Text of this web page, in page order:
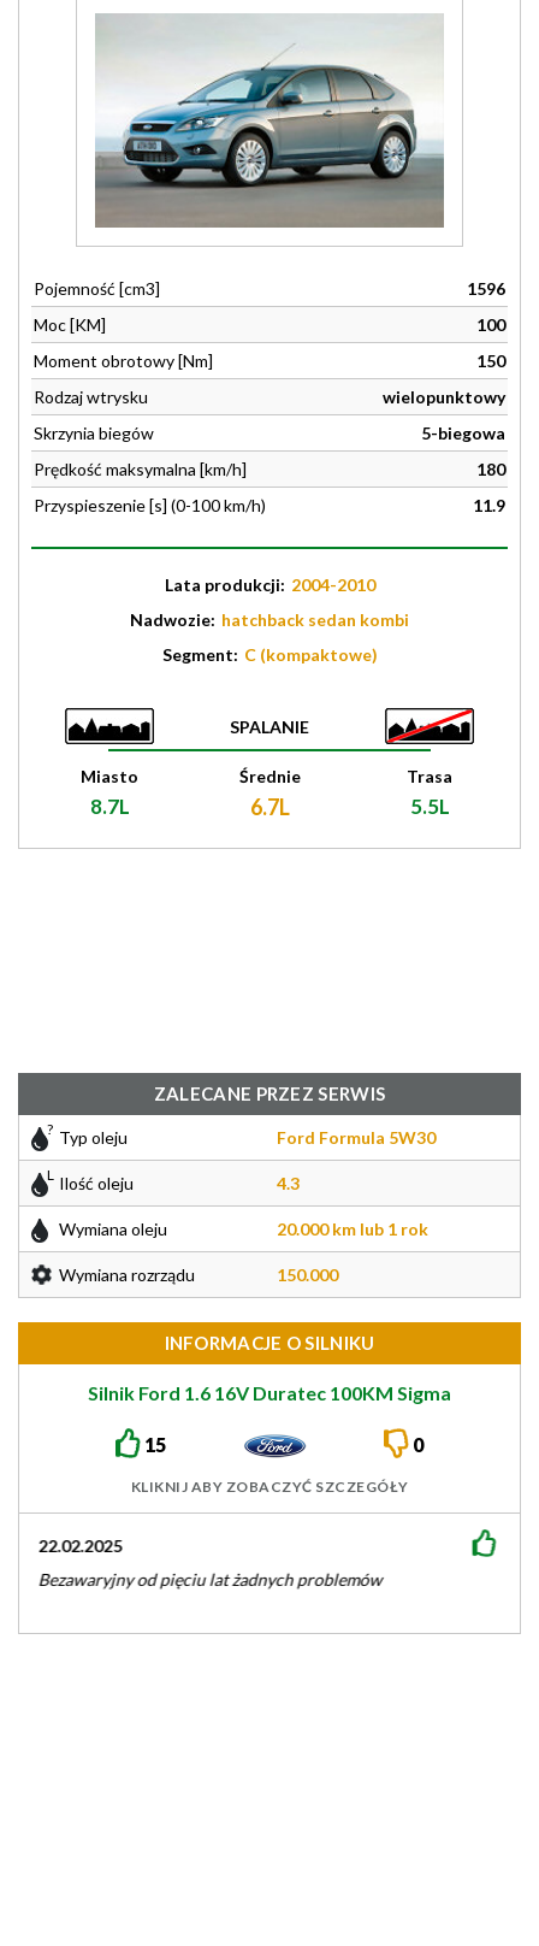
Pojemność [cm3]
1596
Moc [KM]
100
Moment obrotowy [Nm]
150
Rodzaj wtrysku
wielopunktowy
Skrzynia biegów
5-biegowa
Prędkość maksymalna [km/h]
180
Przyspieszenie [s] (0-100 km/h)
11.9
Lata produkcji: 2004-2010
Nadwozie: hatchback sedan kombi
Segment: C (kompaktowe)
SPALANIE
Miasto
8.7L
Średnie
6.7L
Trasa
5.5L
ZALECANE PRZEZ SERWIS
Typ oleju Ford Formula 5W30
Ilość oleju 4.3
Wymiana oleju 20.000 km lub 1 rok
Wymiana rozrządu 150.000
INFORMACJE O SILNIKU
Silnik Ford 1.6 16V Duratec 100KM Sigma
15 0
KLIKNIJ ABY ZOBACZYĆ SZCZEGÓŁY
22.02.2025
Bezawaryjny od pięciu lat żadnych problemów